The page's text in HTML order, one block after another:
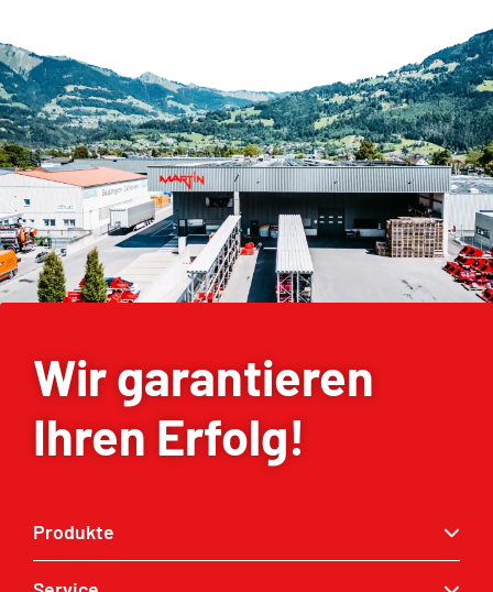
Wir garantieren
Ihren Erfolg!
Produkte